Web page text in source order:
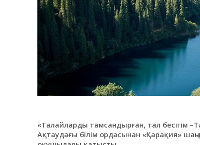
«Талайларды тамсандырған, тал бесігім
Ақтаудағы білім ордасынан «Қарақия»